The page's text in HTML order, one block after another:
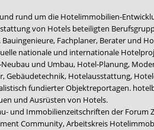
rund um die Hotelimmobilien-
von Hotels beteiligten
Fachplaner, Berater und
nationale und internationale
und Umbau, Hotel-Planung,
Gebäudetechnik, Hotelausstattung,
fundierter Objektreportagen.
und Ausrüsten von Hotels.
und Immobilienzeitschriften der Forum
Community,Arbeitskreis